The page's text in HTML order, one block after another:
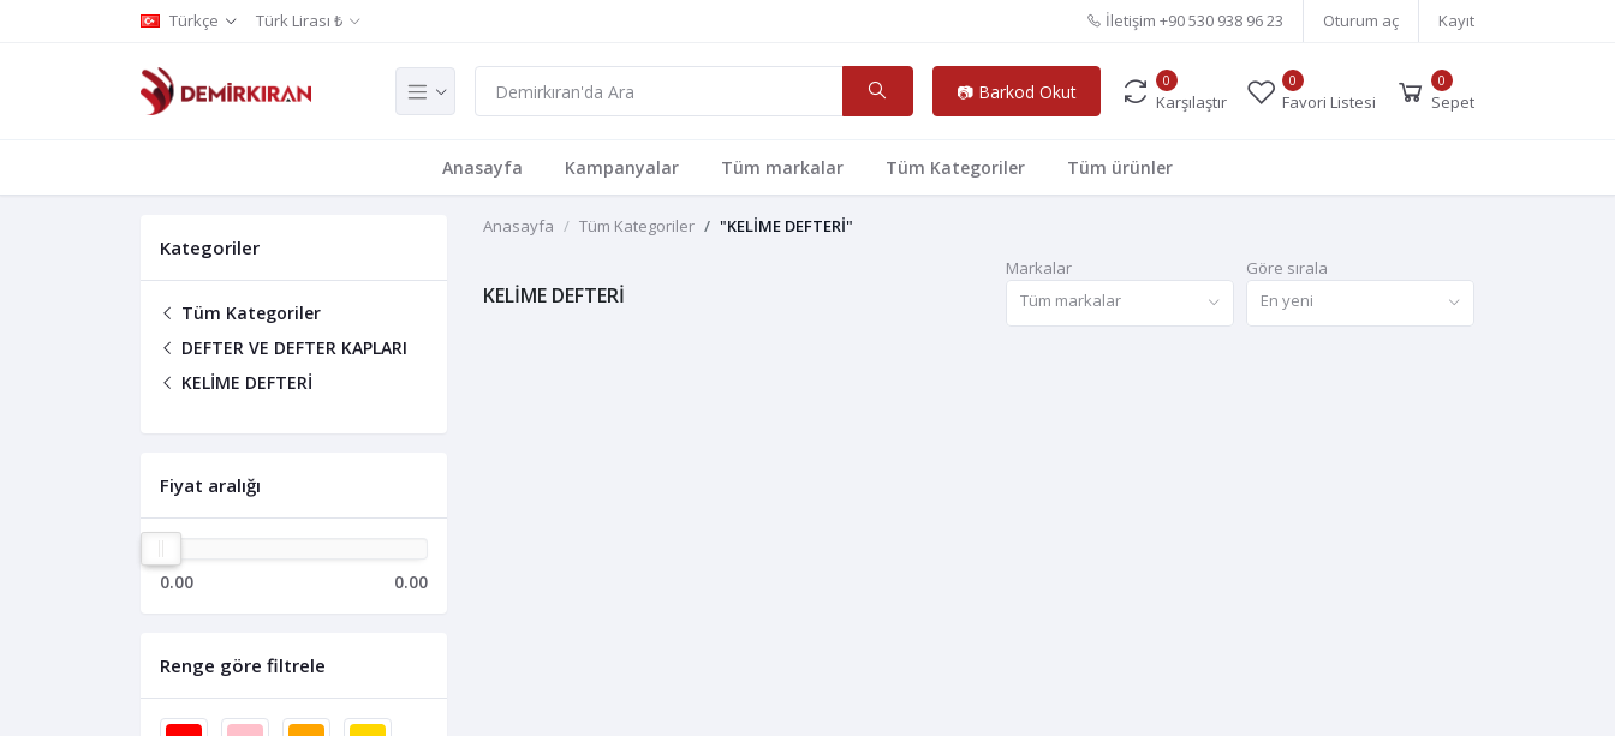
Türkçe Türk Lirası ₺ İletişim +90 530 938 96 23 Oturum aç Kayıt
📷 Barkod Okut 0
Karşılaştır
0
Favori Listesi
0
Sepet
Anasayfa Kampanyalar Tüm markalar Tüm Kategoriler Tüm ürünler
Kategoriler
Tüm Kategoriler
DEFTER VE DEFTER KAPLARI
KELİME DEFTERİ
Fiyat aralığı
0.00 0.00
Renge göre filtrele
Anasayfa Tüm Kategoriler "KELİME DEFTERİ"
KELİME DEFTERİ
Markalar
Tüm markalar
Göre sırala
En yeni